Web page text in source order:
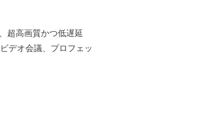
超高画質かつ低遅延
デオ会議、プロフェッ